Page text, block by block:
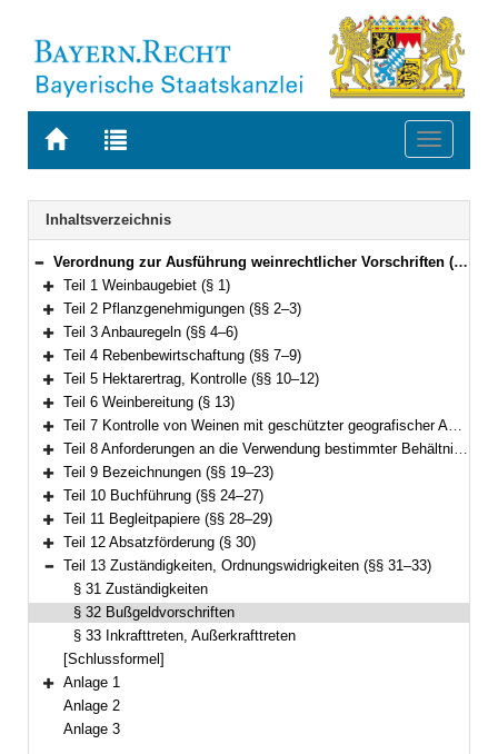
Zur
BAYERN.RECHT
Zur
letzten
Suche
Toggle
Navigation
Inhaltsverzeichnis
Bereich reduzieren
Verordnung zur Ausführung weinrechtlicher Vorschriften (BayWeinRAV) Vom 21. Juli 2020 (GVBl. S. 410) BayRS 7821-6-V (§§ 1–33)
Bereich erweitern
Teil 1 Weinbaugebiet (§ 1)
Bereich erweitern
Teil 2 Pflanzgenehmigungen (§§ 2–3)
Bereich erweitern
Teil 3 Anbauregeln (§§ 4–6)
Bereich erweitern
Teil 4 Rebenbewirtschaftung (§§ 7–9)
Bereich erweitern
Teil 5 Hektarertrag, Kontrolle (§§ 10–12)
Bereich erweitern
Teil 6 Weinbereitung (§ 13)
Bereich erweitern
Teil 7 Kontrolle von Weinen mit geschützter geografischer Angabe und Erzeugnissen mit der Angabe einer oder mehrerer Rebsorten oder der Angabe des Erntejahres (§§ 14–17)
Bereich erweitern
Teil 8 Anforderungen an die Verwendung bestimmter Behältnisformen (§ 18)
Bereich erweitern
Teil 9 Bezeichnungen (§§ 19–23)
Bereich erweitern
Teil 10 Buchführung (§§ 24–27)
Bereich erweitern
Teil 11 Begleitpapiere (§§ 28–29)
Bereich erweitern
Teil 12 Absatzförderung (§ 30)
Bereich reduzieren
Teil 13 Zuständigkeiten, Ordnungswidrigkeiten (§§ 31–33)
§ 31 Zuständigkeiten
§ 32 Bußgeldvorschriften
§ 33 Inkrafttreten, Außerkrafttreten
[Schlussformel]
Bereich erweitern
Anlage 1
Anlage 2
Anlage 3